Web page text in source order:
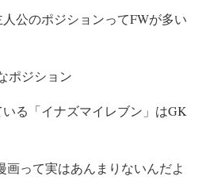
公のポジションってFWが多い
ポジション
る「イナズマイレブン」はGK
画って実はあんまりないんだよ